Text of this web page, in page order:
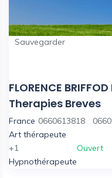
Sauvegarder
FLORENCE
Therapies Breves
France 0660613818
Art thérapeute
+1
Hypnothérapeute
Ouvert